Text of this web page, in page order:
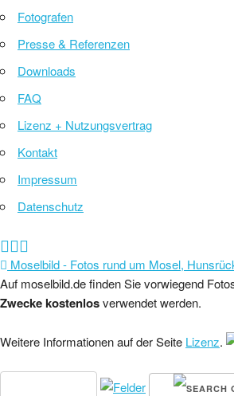
Fotografen
Presse & Referenzen
Downloads
FAQ
Lizenz + Nutzungsvertrag
Kontakt
Impressum
Datenschutz
Moselbild - Fotos rund um Mosel,
Auf moselbild.de finden Sie vorwiegend
Zwecke kostenlosverwendet werden.
Weitere Informationen auf der Seite Lizenz.